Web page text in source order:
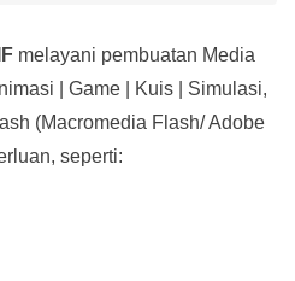
melayani pembuatan Media
| Game | Kuis | Simulasi,
(Macromedia Flash/ Adobe
seperti: